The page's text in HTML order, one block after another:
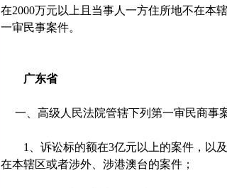
在2000万元以上且当事人一方住所地不在本
一审民事案件。
广东省
一、高级人民法院管辖下列第一审民商事
1 、诉讼标的额在3亿元以上的案件，以
在本辖区或者涉外、涉港澳台的案件；